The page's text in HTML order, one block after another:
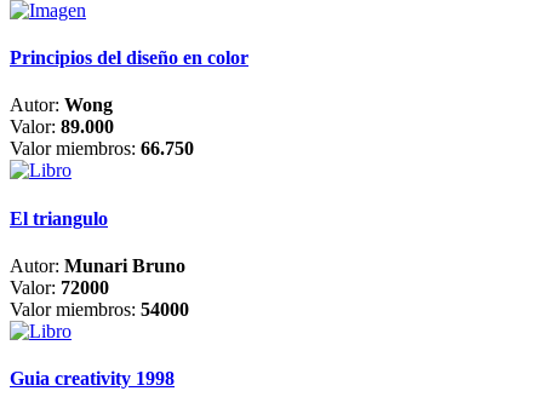
Principios del diseño en color
Autor: Wong
Valor: 89.000
Valor miembros: 66.750
El triangulo
Autor: Munari Bruno
Valor: 72000
Valor miembros: 54000
Guia creativity 1998